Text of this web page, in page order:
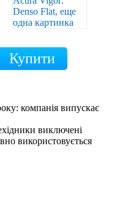
компанія випускає
виключені
використовується